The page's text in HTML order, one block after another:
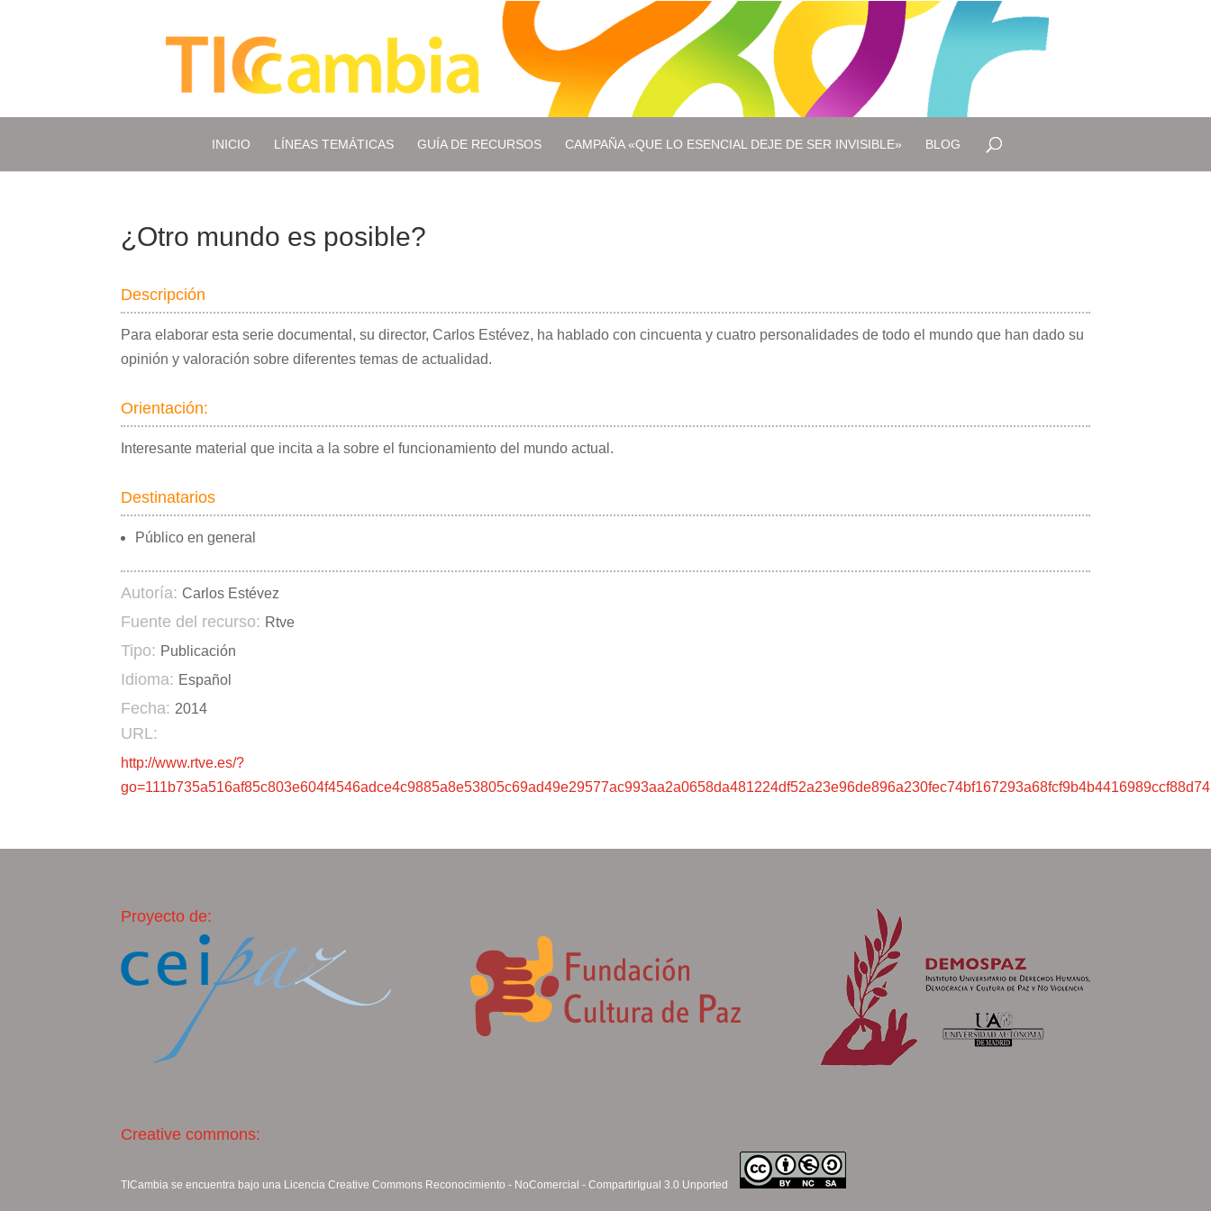
INICIO LÍNEAS TEMÁTICAS GUÍA DE RECURSOS CAMPAÑA «QUE LO ESENCIAL DEJE DE SER INVISIBLE» BLOG
¿Otro mundo es posible?
Descripción
Para elaborar esta serie documental, su director, Carlos Estévez, ha hablado con cincuenta y cuatro personalidades de todo el mundo que han dado su
opinión y valoración sobre diferentes temas de actualidad.
Orientación:
Interesante material que incita a la sobre el funcionamiento del mundo actual.
Destinatarios
Público en general
Autoría: Carlos Estévez
Fuente del recurso: Rtve
Tipo: Publicación
Idioma: Español
Fecha: 2014
URL:
http://www.rtve.es/?
Proyecto de:
Creative commons:
TICambia se encuentra bajo una LicenciaCreative Commons Reconocimiento - NoComercial - CompartirIgual 3.0 Unported